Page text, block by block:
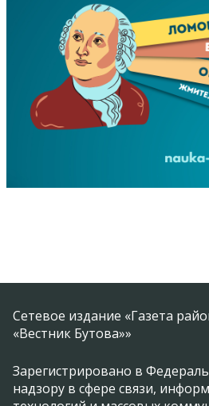
Сетевое издание «Газета
«Вестник Бутова»»
Зарегистрировано в
надзору в сфере связи,